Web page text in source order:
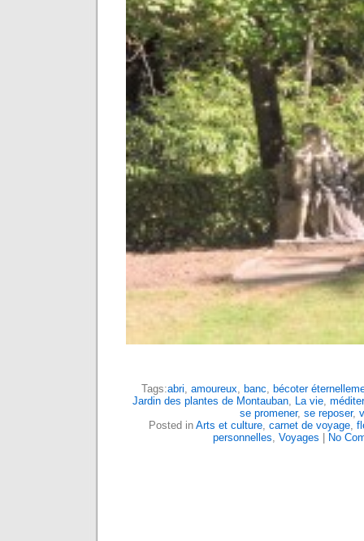
Tags:abri amoureux banc bécoter
Jardin des plantes de Montauban, La vie, méditer
se promener, se reposer,
Posted in Arts et culture, carnet de voyage,
personnelles Voyages | No